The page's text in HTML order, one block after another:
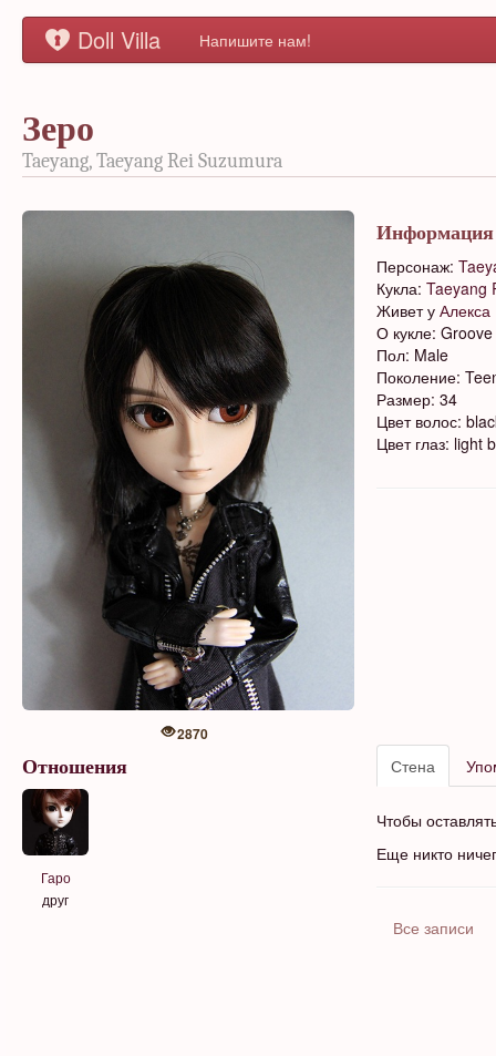
Doll Villa Напишите нам!
Зеро
Taeyang, Taeyang Rei Suzumura
2870
Информация
Персонаж:
Кукла: Taeyang
Живет у
О кукле: Groove
Пол: Male
Поколение:
Размер: 34
Цвет волос:
Цвет глаз: light
Отношения
Гаро
друг
Стена
Чтобы
Еще никто
Все записи